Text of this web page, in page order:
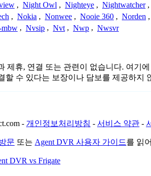
, Night Owl , Nighteye , Nightwatcher ,
, Nokia , Nonwee , Nooie 360 , Norden ,
, Nvsip , Nvt , Nwp , Nwsvr
제휴, 연결 또는 관련이 없습니다. 여
할 수 있다는 보장이나 담보를 제공하지
- 개인정보처리방침 - 서비스 약관 -
문 또는 Agent DVR 사용자 가이드를 읽
DVR vs Frigate